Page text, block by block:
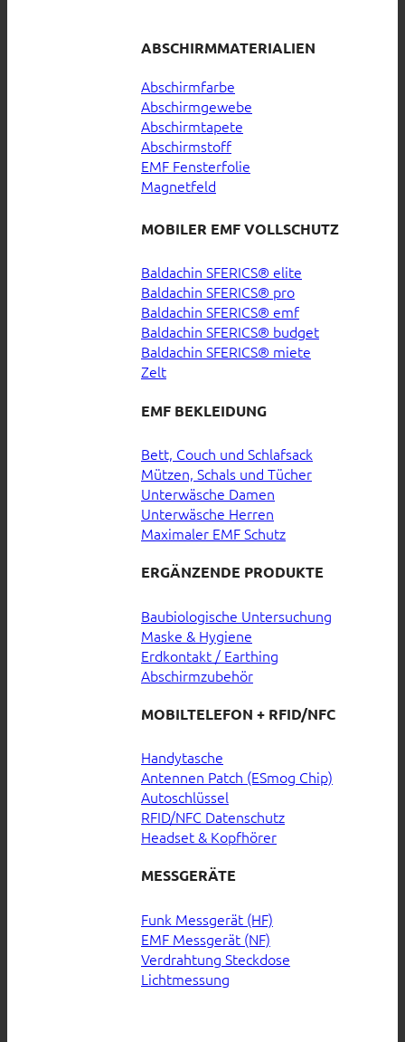
ABSCHIRMMATERIALIEN
Abschirmfarbe
Abschirmgewebe
Abschirmtapete
Abschirmstoff
EMF Fensterfolie
Magnetfeld
MOBILER EMF VOLLSCHUTZ
Baldachin SFERICS® elite
Baldachin SFERICS® pro
Baldachin SFERICS® emf
Baldachin SFERICS® budget
Baldachin SFERICS® miete
Zelt
EMF BEKLEIDUNG
Bett, Couch und Schlafsack
Mützen, Schals und Tücher
Unterwäsche Damen
Unterwäsche Herren
Maximaler EMF Schutz
ERGÄNZENDE PRODUKTE
Baubiologische Untersuchung
Maske & Hygiene
Erdkontakt / Earthing
Abschirmzubehör
MOBILTELEFON + RFID/NFC
Handytasche
Antennen Patch (ESmog Chip)
Autoschlüssel
RFID/NFC Datenschutz
Headset & Kopfhörer
MESSGERÄTE
Funk Messgerät (HF)
EMF Messgerät (NF)
Verdrahtung Steckdose
Lichtmessung